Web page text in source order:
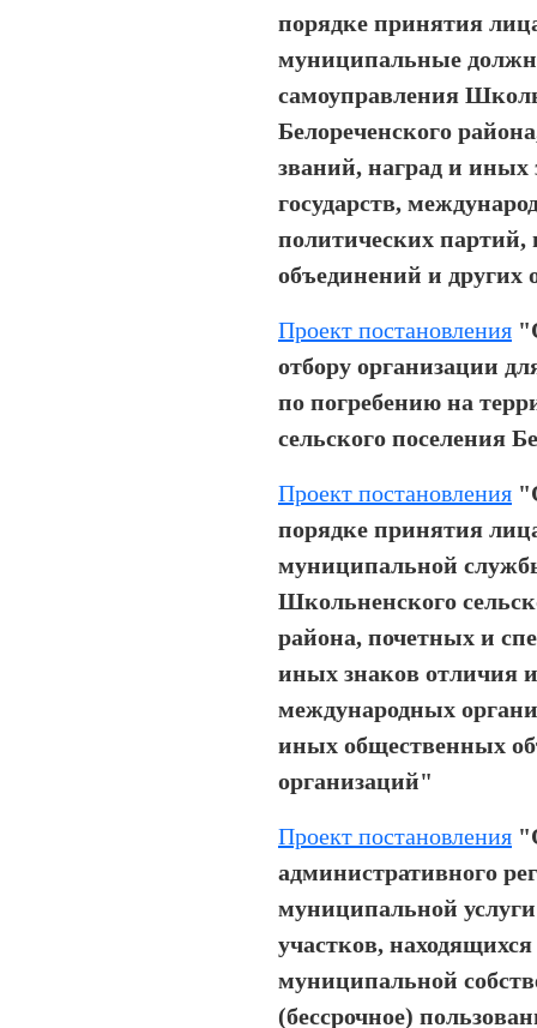
порядке принятия
муниципальные
самоуправления
Белореченского
званий, наград и
государств,
политических
объединений и других
Проект постановления
отбору организации
по погребению на
сельского поселения
Проект постановления
порядке принятия
муниципальной
Школьненского
района, почетных и
иных знаков отличия
международных
иных общественных
организаций"
Проект постановления
административного
муниципальной
участков,
муниципальной
(бессрочное)